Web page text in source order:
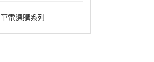
筆電選購系列